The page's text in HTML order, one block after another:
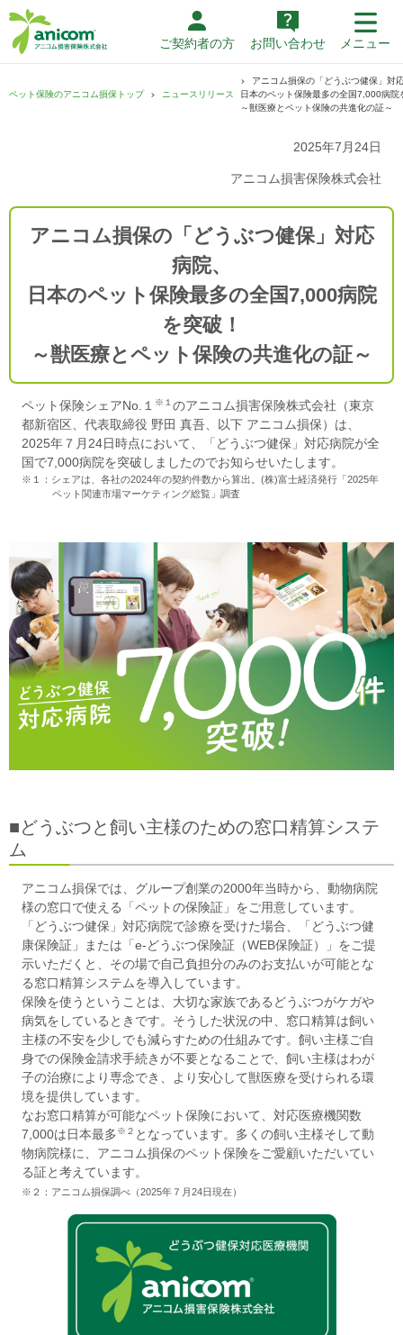
ご契約者の方 お問い合わせ メニュー
ペット保険のアニコム損保トップ ニュースリリース
アニコム損保の「どうぶつ健保」対
日本のペット保険最多の全国7,000病院
～獣医療とペット保険の共進化の証～
2025年7月24日
アニコム損害保険株式会社
アニコム損保の「どうぶつ健保」対応
病院、
日本のペット保険最多の全国7,000病院
を突破！
～獣医療とペット保険の共進化の証～
ペット保険シェアNo.１ ※１ のアニコム損害保険株式会社（東京
都新宿区、代表取締役 野田 真吾、以下 アニコム損保）は、
2025年７月24日時点において、「どうぶつ健保」対応病院が全
国で7,000病院を突破しましたのでお知らせいたします。
※１：シェアは、各社の2024年の契約件数から算出。(株)富士経済発行「2025年
ペット関連市場マーケティング総覧」調査
■どうぶつと飼い主様のための窓口精算システ
ム
アニコム損保では、グループ創業の2000年当時から、動物病院
様の窓口で使える「ペットの保険証」をご用意しています。
「どうぶつ健保」対応病院で診療を受けた場合、「どうぶつ健
康保険証」または「e-どうぶつ保険証（WEB保険証）」をご提
示いただくと、その場で自己負担分のみのお支払いが可能とな
る窓口精算システムを導入しています。
保険を使うということは、大切な家族であるどうぶつがケガや
病気をしているときです。そうした状況の中、窓口精算は飼い
主様の不安を少しでも減らすための仕組みです。飼い主様ご自
身での保険金請求手続きが不要となることで、飼い主様はわが
子の治療により専念でき、より安心して獣医療を受けられる環
境を提供しています。
なお窓口精算が可能なペット保険において、対応医療機関数
7,000は日本最多※２ となっています。多くの飼い主様そして動
物病院様に、アニコム損保のペット保険をご愛顧いただいてい
る証と考えています。
※２：アニコム損保調べ（2025年７月24日現在）